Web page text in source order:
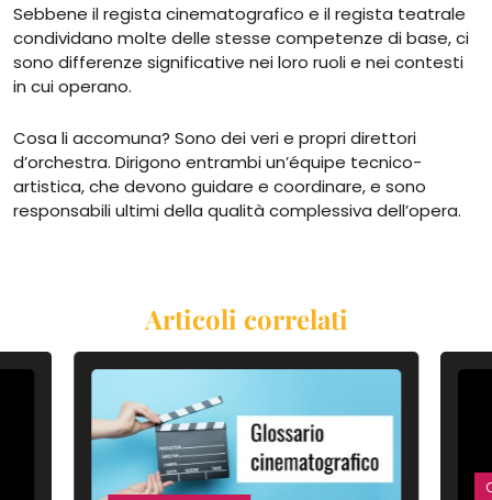
Sebbene il regista cinematografico e il regista teatrale
condividano molte delle stesse competenze di base, ci
sono differenze significative nei loro ruoli e nei contesti
in cui operano.
Cosa li accomuna? Sono dei veri e propri direttori
d’orchestra. Dirigono entrambi un’équipe tecnico-
artistica, che devono guidare e coordinare, e sono
responsabili ultimi della qualità complessiva dell’opera.
Articoli correlati